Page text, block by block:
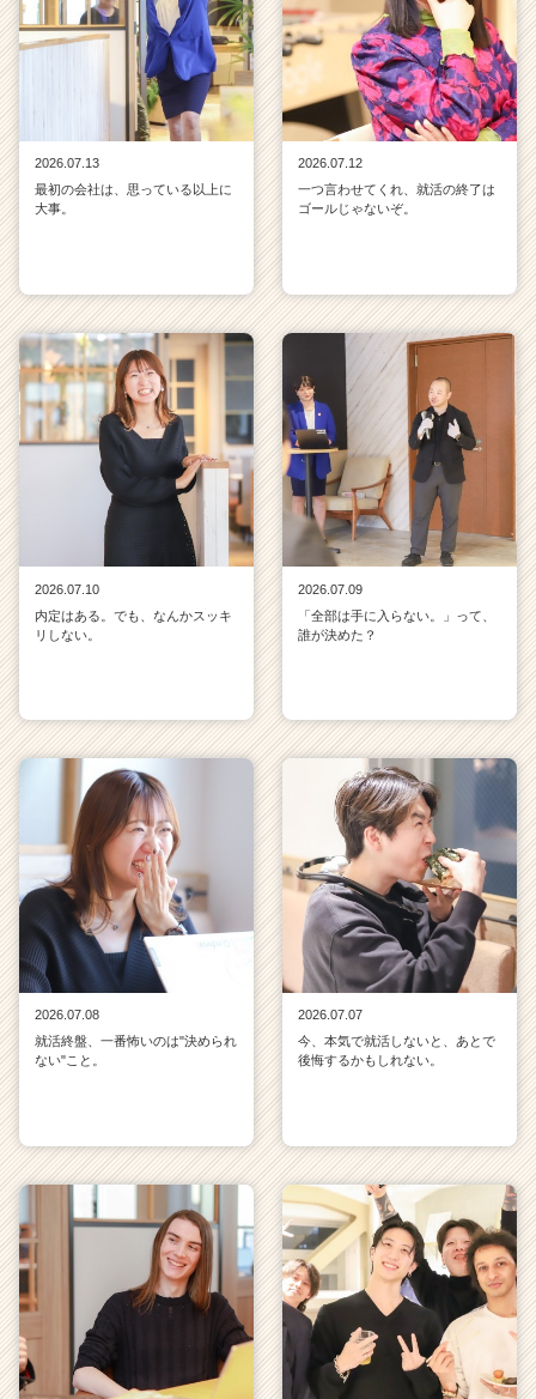
2026.07.13
最初の会社は、思っている以上に
大事。
2026.07.12
一つ言わせてくれ、就活の終了は
ゴールじゃないぞ。
2026.07.10
内定はある。でも、なんかスッキ
リしない。
2026.07.09
「全部は手に入らない。」って、
誰が決めた？
2026.07.08
就活終盤、一番怖いのは"決められ
ない"こと。
2026.07.07
今、本気で就活しないと、あとで
後悔するかもしれない。